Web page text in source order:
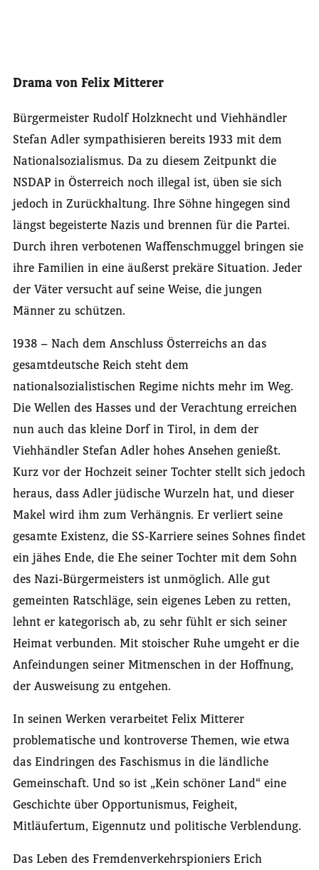
Drama von Felix Mitterer
Bürgermeister Rudolf Holzknecht und Viehhändler
Stefan Adler sympathisieren bereits 1933 mit dem
Nationalsozialismus. Da zu diesem Zeitpunkt die
NSDAP in Österreich noch illegal ist, üben sie sich
jedoch in Zurückhaltung. Ihre Söhne hingegen sind
längst begeisterte Nazis und brennen für die Partei.
Durch ihren verbotenen Waffenschmuggel bringen sie
ihre Familien in eine äußerst prekäre Situation. Jeder
der Väter versucht auf seine Weise, die jungen
Männer zu schützen.
1938 – Nach dem Anschluss Österreichs an das
gesamtdeutsche Reich steht dem
nationalsozialistischen Regime nichts mehr im Weg.
Die Wellen des Hasses und der Verachtung erreichen
nun auch das kleine Dorf in Tirol, in dem der
Viehhändler Stefan Adler hohes Ansehen genießt.
Kurz vor der Hochzeit seiner Tochter stellt sich jedoch
heraus, dass Adler jüdische Wurzeln hat, und dieser
Makel wird ihm zum Verhängnis. Er verliert seine
gesamte Existenz, die SS-Karriere seines Sohnes findet
ein jähes Ende, die Ehe seiner Tochter mit dem Sohn
des Nazi-Bürgermeisters ist unmöglich. Alle gut
gemeinten Ratschläge, sein eigenes Leben zu retten,
lehnt er kategorisch ab, zu sehr fühlt er sich seiner
Heimat verbunden. Mit stoischer Ruhe umgeht er die
Anfeindungen seiner Mitmenschen in der Hoffnung,
der Ausweisung zu entgehen.
In seinen Werken verarbeitet Felix Mitterer
problematische und kontroverse Themen, wie etwa
das Eindringen des Faschismus in die ländliche
Gemeinschaft. Und so ist „Kein schöner Land“ eine
Geschichte über Opportunismus, Feigheit,
Mitläufertum, Eigennutz und politische Verblendung.
Das Leben des Fremdenverkehrspioniers Erich